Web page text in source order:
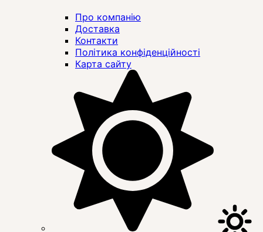
Про компанію
Доставка
Контакти
Політика конфіденційності
Карта сайту